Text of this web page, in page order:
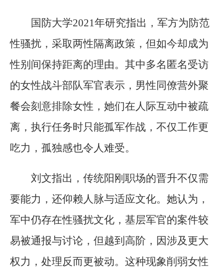
国防大学2021年研究指出，军方为防范
性骚扰，采取两性隔离政策，但如今却成为
性别间保持距离的理由。其中多名匿名受访
的女性战斗部队军官表示，男性同僚营外聚
餐会刻意排除女性，她们在人际互动中被疏
离，执行任务时只能孤军作战，不仅工作更
吃力，孤独感也令人难受。
刘文指出，传统阳刚职场的晋升不仅需
要能力，还仰赖人脉与适应文化。她认为，
军中仍存在性骚扰文化，基层军官的案件较
易被通报与讨论，但越到高阶，因涉及更大
权力，处理反而更被动。这种现象削弱女性